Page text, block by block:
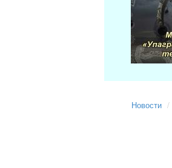
Новости